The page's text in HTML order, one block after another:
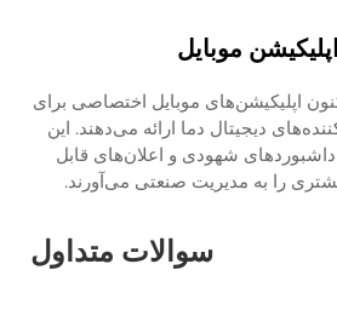
موبایل
اپلیکیشن‌های موبایل اختصاصی برای
دیجیتال دما ارائه می‌دهند. این
داشبوردهای شهودی و اعلان‌های قابل
را به مدیریت صنعتی می‌آورند.
‫سوالات متداول‬